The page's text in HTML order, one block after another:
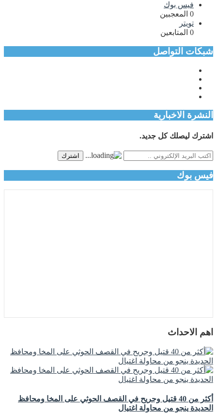
فيس بوك
0 المعجبين
تويتر
0 المتابعين
شبكات التواصل
النشرة الاخبارية
اشترك ليصلك كل جديد.
اشترك
فيس بوك
اهم الاحداث
أكثر من 40 قتيل وجريح في القصف الحوثي على المخا ومحافظ
الحديدة ينجو من محاولة اغتيال